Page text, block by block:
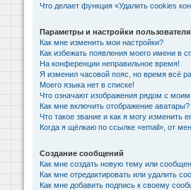
Что делает функция «Удалить cookies
Параметры и настройки пользователя
Как мне изменить мои настройки?
Как избежать появления моего имени в
На конференции неправильное время!
Я изменил часовой пояс, но время всё
Моего языка нет в списке!
Что означают изображения рядом с
Как мне включить отображение аватары?
Что такое звание и как я могу изменить
Когда я щёлкаю по ссылке «email», от
Создание сообщений
Как мне создать новую тему или
Как мне отредактировать или удалить
Как мне добавить подпись к своему